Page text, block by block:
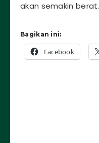
akan semakin berat.
Bagikan ini:
Facebook